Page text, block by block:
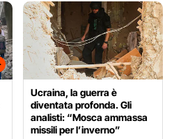
Ucraina, la guerra è
diventata profonda. Gli
analisti: “Mosca ammassa
missili per l’inverno”